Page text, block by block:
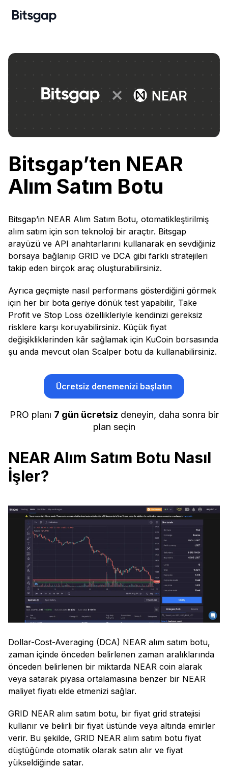
Bitsgap’ten NEAR
Alım Satım Botu
Bitsgap’in NEAR Alım Satım Botu, otomatikleştirilmiş
alım satım için son teknoloji bir araçtır. Bitsgap
arayüzü ve API anahtarlarını kullanarak en sevdiğiniz
borsaya bağlanıp GRID ve DCA gibi farklı stratejileri
takip eden birçok araç oluşturabilirsiniz.
Ayrıca geçmişte nasıl performans gösterdiğini görmek
için her bir bota geriye dönük test yapabilir, Take
Profit ve Stop Loss özellikleriyle kendinizi gereksiz
risklere karşı koruyabilirsiniz. Küçük fiyat
değişikliklerinden kâr sağlamak için KuCoin borsasında
şu anda mevcut olan Scalper botu da kullanabilirsiniz.
Ücretsiz denemenizi başlatın
PRO planı 7 gün ücretsiz deneyin, daha sonra bir
plan seçin
NEAR Alım Satım Botu Nasıl
İşler?
Dollar-Cost-Averaging (DCA) NEAR alım satım botu,
zaman içinde önceden belirlenen zaman aralıklarında
önceden belirlenen bir miktarda NEAR coin alarak
veya satarak piyasa ortalamasına benzer bir NEAR
maliyet fiyatı elde etmenizi sağlar.
GRID NEAR alım satım botu, bir fiyat grid stratejisi
kullanır ve belirli bir fiyat üstünde veya altında emirler
verir. Bu şekilde, GRID NEAR alım satım botu fiyat
düştüğünde otomatik olarak satın alır ve fiyat
yükseldiğinde satar.